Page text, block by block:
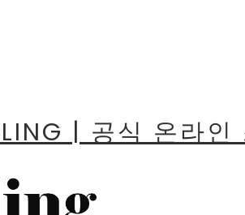
| 공식 온라인